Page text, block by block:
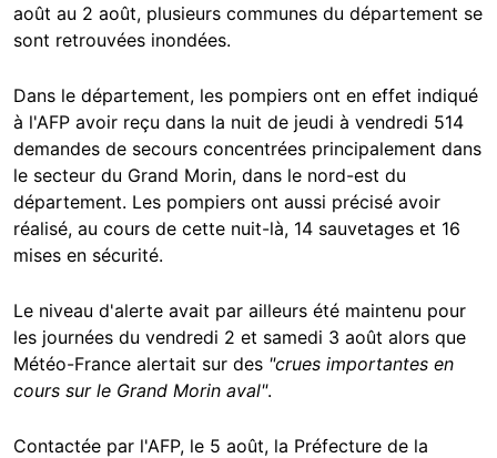
août au 2 août, plusieurs communes du département se
sont retrouvées inondées.
Dans le département, les pompiers ont en effet indiqué
à l'AFP avoir reçu dans la nuit de jeudi à vendredi 514
demandes de secours concentrées principalement dans
le secteur du Grand Morin, dans le nord-est du
département. Les pompiers ont aussi précisé avoir
réalisé, au cours de cette nuit-là, 14 sauvetages et 16
mises en sécurité.
Le niveau d'alerte avait par ailleurs été maintenu pour
les journées du vendredi 2 et samedi 3 août alors que
Météo-France alertait sur des "crues importantes en
cours sur le Grand Morin aval".
Contactée par l'AFP, le 5 août, la Préfecture de la